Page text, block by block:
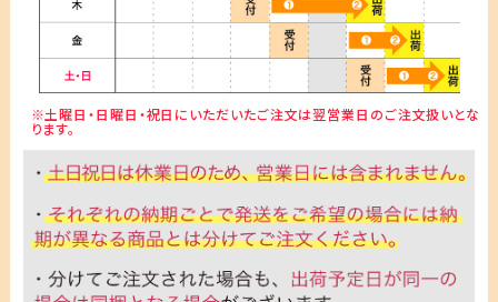
※土曜日・日曜日・祝日にいただいたご注文は翌営業日のご注文扱いとな
ります。